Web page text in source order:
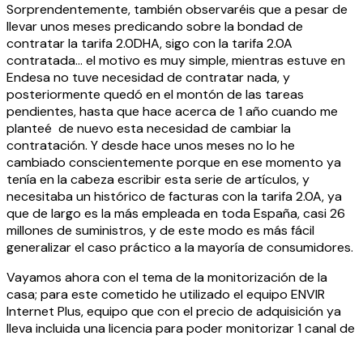
Sorprendentemente, también observaréis que a pesar de
llevar unos meses predicando sobre la bondad de
contratar la tarifa 2.0DHA, sigo con la tarifa 2.0A
contratada… el motivo es muy simple, mientras estuve en
Endesa no tuve necesidad de contratar nada, y
posteriormente quedó en el montón de las tareas
pendientes, hasta que hace acerca de 1 año cuando me
planteé de nuevo esta necesidad de cambiar la
contratación. Y desde hace unos meses no lo he
cambiado conscientemente porque en ese momento ya
tenía en la cabeza escribir esta serie de artículos, y
necesitaba un histórico de facturas con la tarifa 2.0A, ya
que de largo es la más empleada en toda España, casi 26
millones de suministros, y de este modo es más fácil
generalizar el caso práctico a la mayoría de consumidores.
Vayamos ahora con el tema de la monitorización de la
casa; para este cometido he utilizado el equipo ENVIR
Internet Plus, equipo que con el precio de adquisición ya
lleva incluida una licencia para poder monitorizar 1 canal de